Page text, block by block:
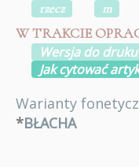
rzecz m
W TRAKCIE
Wersja do druku
Jak cytować
Warianty
*BŁACHA